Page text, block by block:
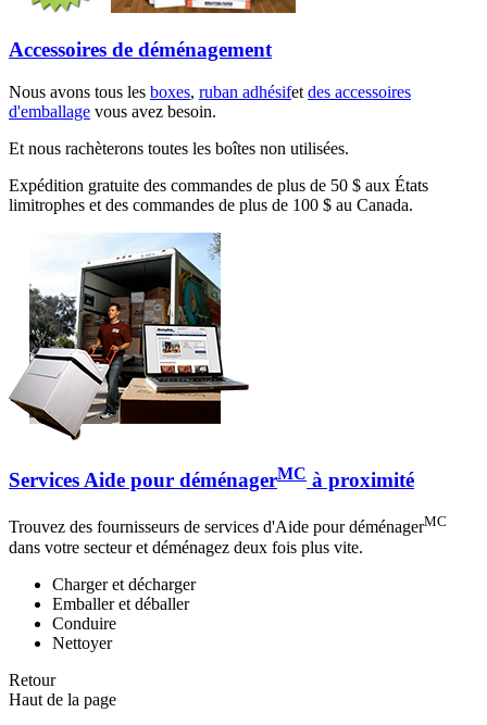
Accessoires de déménagement
Nous avons tous les boxes, ruban adhésifet des accessoires
d'emballage vous avez besoin.
Et nous rachèterons toutes les boîtes non utilisées.
Expédition gratuite des commandes de plus de 50 $ aux États
limitrophes et des commandes de plus de 100 $ au Canada.
Services Aide pour déménagerMC à proximité
Trouvez des fournisseurs de services d'Aide pour déménagerMC
dans votre secteur et déménagez deux fois plus vite.
Charger et décharger
Emballer et déballer
Conduire
Nettoyer
Retour
Haut de la page